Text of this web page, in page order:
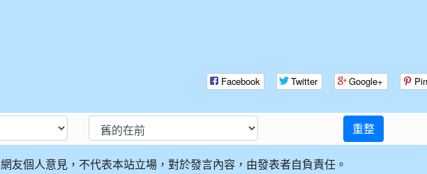
Facebook Twitter Google+
重整
網友個人意見，不代表本站立場，對於發言內容，由發表者自負責任。